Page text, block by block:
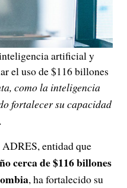
artificial y
el uso de $116 billones
como la inteligencia
fortalecer su capacidad
entidad que
cerca de $116 billones
, ha fortalecido su